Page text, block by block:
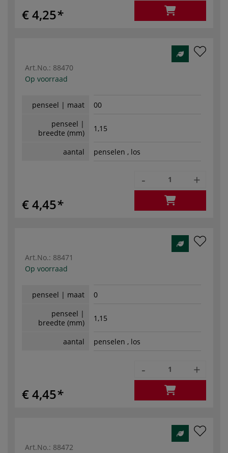
€ 4,25
Art.No.: 88470
Op voorraad
penseel | maat
00
penseel |
breedte (mm)
1,15
aantal penselen , los
€ 4,45
- +
Art.No.: 88471
Op voorraad
penseel | maat
0
penseel |
breedte (mm)
1,15
aantal penselen , los
€ 4,45
- +
Art.No.: 88472